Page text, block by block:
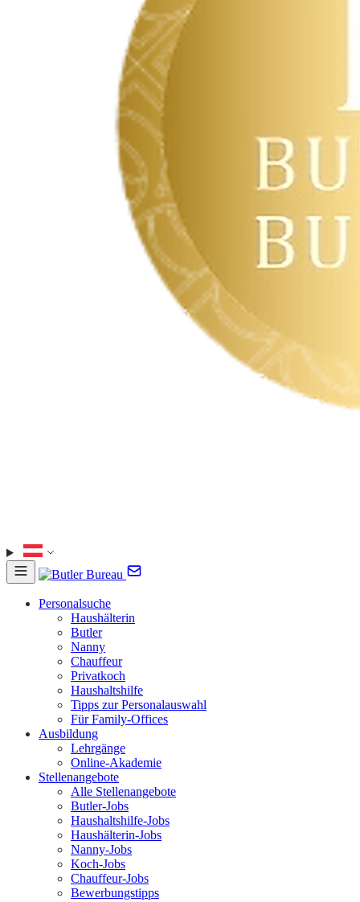
Personalsuche
Haushälterin
Butler
Nanny
Chauffeur
Privatkoch
Haushaltshilfe
Tipps zur Personalauswahl
Für Family-Offices
Ausbildung
Lehrgänge
Online-Akademie
Stellenangebote
Alle Stellenangebote
Butler-Jobs
Haushaltshilfe-Jobs
Haushälterin-Jobs
Nanny-Jobs
Koch-Jobs
Chauffeur-Jobs
Bewerbungstipps